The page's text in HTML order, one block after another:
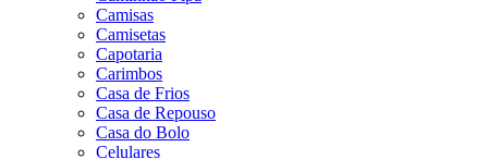
Camisas
Camisetas
Capotaria
Carimbos
Casa de Frios
Casa de Repouso
Casa do Bolo
Celulares